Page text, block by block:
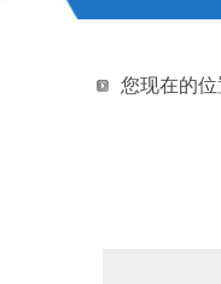
您现在的位